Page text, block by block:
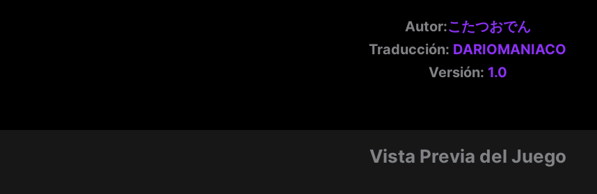
Autor:こたつおでん
Traducción: DARIOMANIACO
Versión: 1.0
Vista Previa del Juego